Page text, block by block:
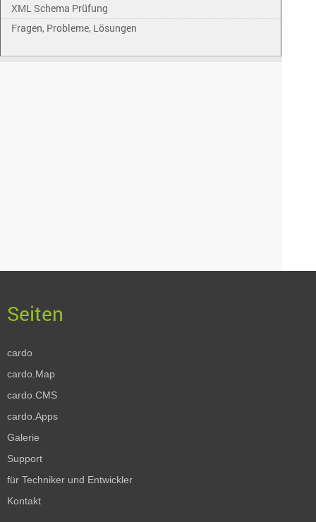
XML Schema Prüfung
Fragen, Probleme, Lösungen
cardo
cardo.Map
cardo.CMS
cardo.Apps
Galerie
Support
für Techniker und Entwickler
Kontakt